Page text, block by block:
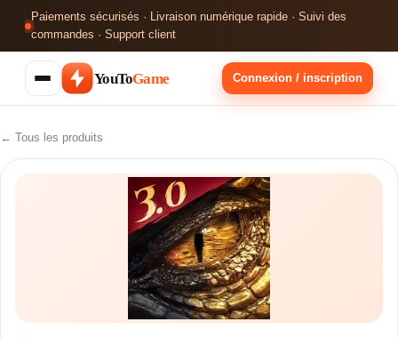
Paiements sécurisés · Livraison numérique rapide · Suivi des
commandes · Support client
YouToGame Connexion / inscription
← Tous les produits